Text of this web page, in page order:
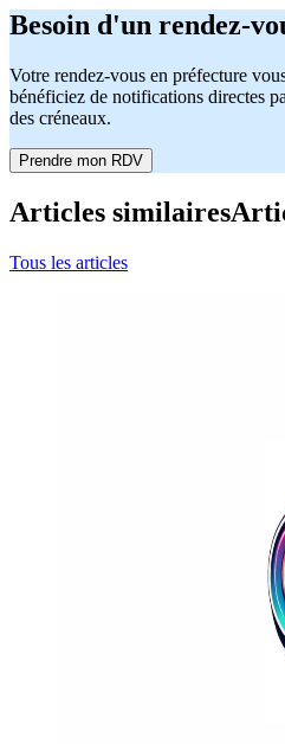
Besoin d'un rendez-
Votre rendez-vous en préfecture
bénéficiez de notifications directes
des créneaux.
Prendre mon RDV
Articles similaires
Tous les articles